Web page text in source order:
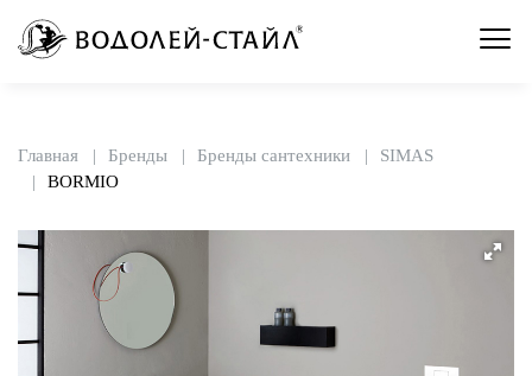
Главная Бренды Бренды сантехники
SIMAS
BORMIO